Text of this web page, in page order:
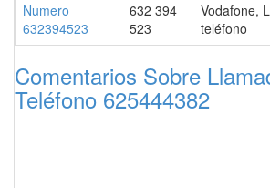
Numero
632394523
632 394
523
Vodafone,
teléfono
Comentarios Sobre
Teléfono 625444382